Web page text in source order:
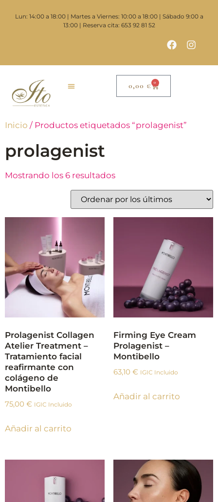
Lun: 14:00 a 18:00 | Martes a Viernes: 10:00 a 18:00 | Sábado 9:00 a
13:00 | Reserva cita: 653 92 81 52
0,00 € 0
Inicio / Productos etiquetados “prolagenist”
prolagenist
Mostrando los 6 resultados
Prolagenist Collagen
Atelier Treatment –
Tratamiento facial
reafirmante con
colágeno de
Montibello
75,00 € IGIC Incluido
Añadir al carrito
Firming Eye Cream
Prolagenist –
Montibello
63,10 € IGIC Incluido
Añadir al carrito